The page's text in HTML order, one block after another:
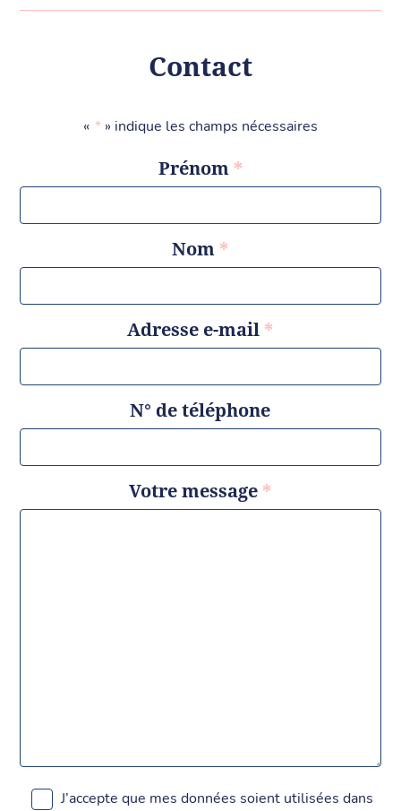
Contact
« * » indique les champs nécessaires
Prénom *
Nom *
Adresse e-mail *
N° de téléphone
Votre message *
RGPD
J’accepte que mes données soient utilisées dans